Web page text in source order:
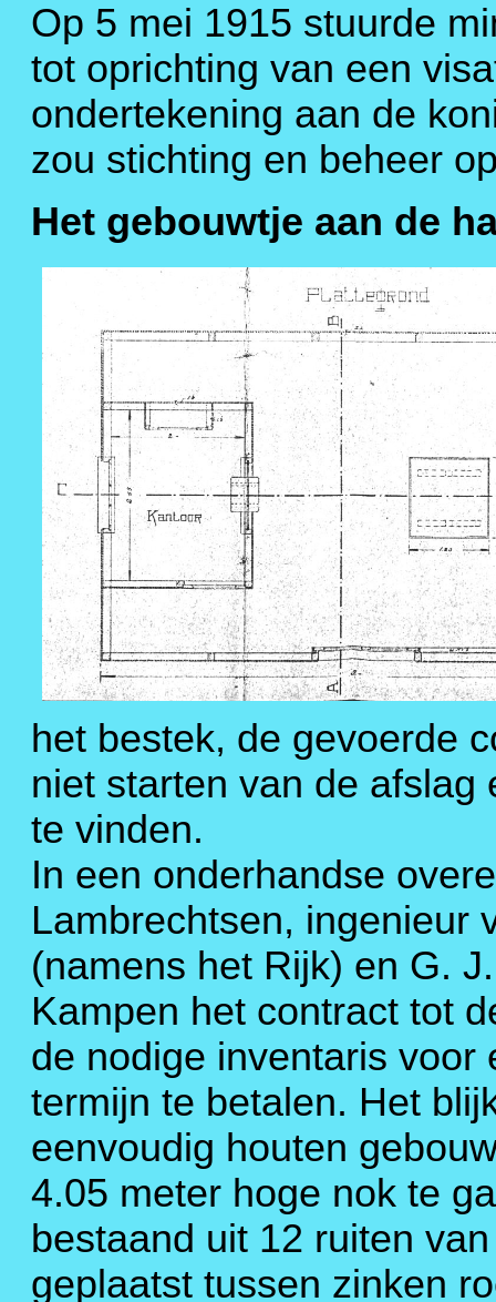
Op 5 mei 1915 stuurde
tot oprichting van een
ondertekening aan de
zou stichting en beheer
Het gebouwtje aan de
het bestek, de gevoerde
niet starten van de
te vinden.
In een onderhandse
Lambrechtsen, ingenieur
(namens het Rijk) en G.
Kampen het contract tot
de nodige inventaris voor
termijn te betalen. Het
eenvoudig houten
4.05 meter hoge nok te
bestaand uit 12 ruiten
geplaatst tussen zinken